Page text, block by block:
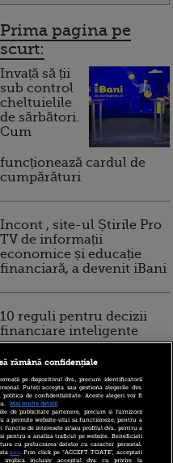
Prima pagina pe
scurt:
Invață să ții
sub control
cheltuielile
de sărbători.
Cum
funcționează cardul de
cumpărături
Incont , site-ul Știrile Pro
TV de informații
economice și educație
financiară, a devenit iBani
10 reguli pentru decizii
financiare inteligente
rămână confidențiale
pe dispozitivul dvs., precum identificatorii
Puteți accepta sau gestiona alegerile dvs.
de confidențialitate. Aceste alegeri vor fi
Mai multe detalii
de publicitate partenere, precum si furnizorii
a permite website-ului sa functioneze, pentru a
de interesele si/sau profilul dvs., pentru a
pentru a analiza traficul pe website. Beneficiati
cu prelucrarea datelor cu caracter personal.
aici. Prin click pe “ACCEPT TOATE”, acceptati
implica inclusiv acceptul dvs. cu privire la